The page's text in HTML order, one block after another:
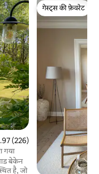
रेटिंग 5 में से 4.97, 226 समीक्षाएँ
(226)
गया
बेकेन
है, जो
गेस्ट्स की फ़ेवरेट
गेस्ट्स की फ़ेवरेट